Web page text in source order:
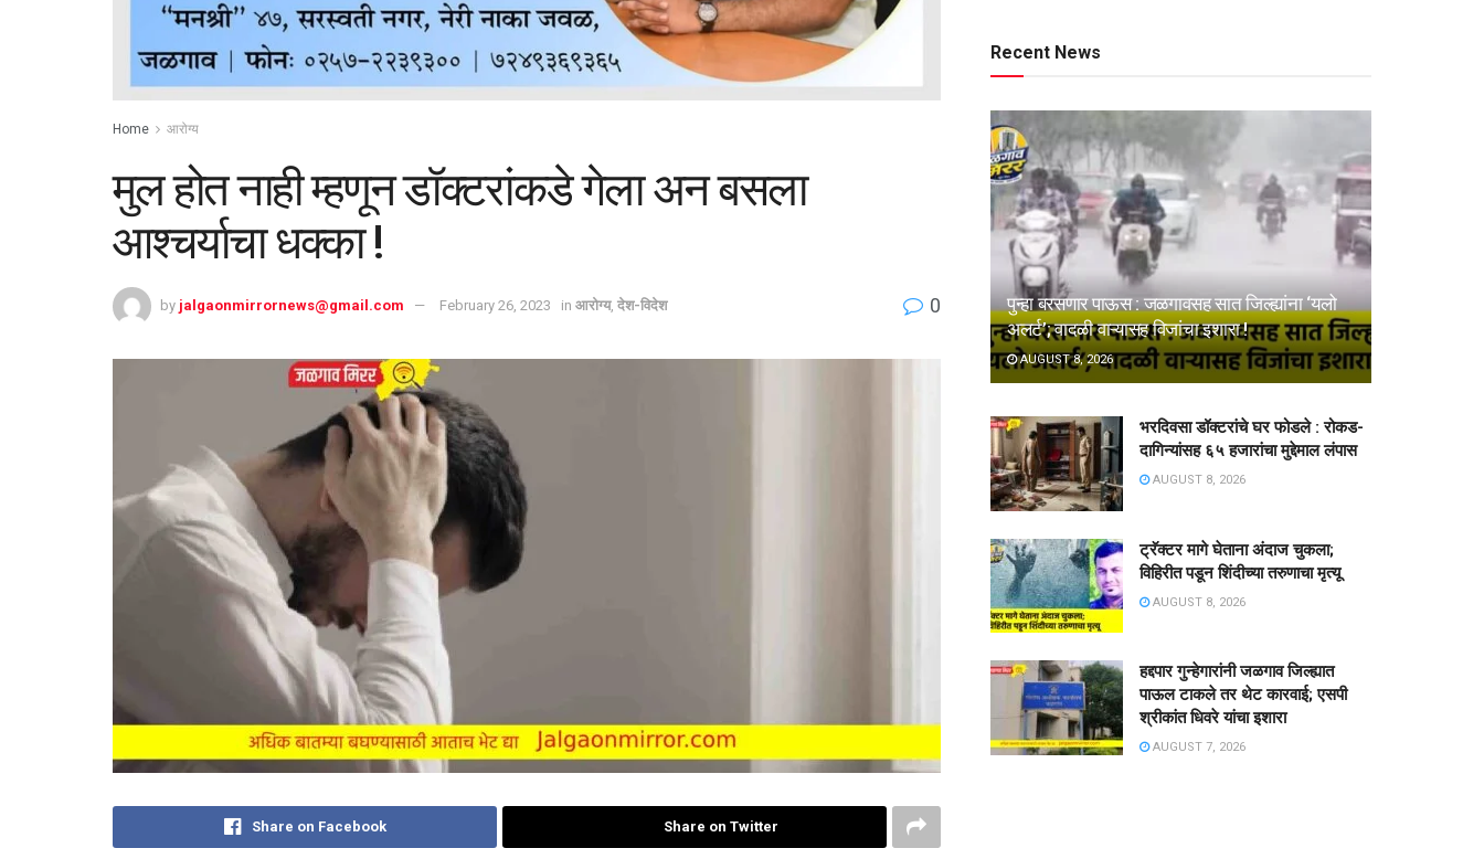
Home आरोग्य
मुल होत नाही म्हणून डॉक्टरांकडे गेला अन बसला
आश्चर्याचा धक्का !
by jalgaonmirrornews@gmail.com February 26, 2023 in आरोग्य, देश-विदेश 0
Share on Facebook Share on Twitter
Recent News
पुन्हा बरसणार पाऊस : जळगावसह सात जिल्ह्यांना ‘यलो
अलर्ट’; वादळी वाऱ्यासह विजांचा इशारा !
AUGUST 8, 2026
भरदिवसा डॉक्टरांचे घर फोडले : रोकड-
दागिन्यांसह ६५ हजारांचा मुद्देमाल लंपास
AUGUST 8, 2026
ट्रॅक्टर मागे घेताना अंदाज चुकला;
विहिरीत पडून शिंदीच्या तरुणाचा मृत्यू
AUGUST 8, 2026
हद्दपार गुन्हेगारांनी जळगाव जिल्ह्यात
पाऊल टाकले तर थेट कारवाई; एसपी
श्रीकांत धिवरे यांचा इशारा
AUGUST 7, 2026